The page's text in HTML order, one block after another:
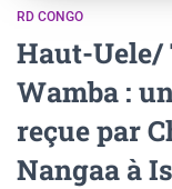
RD CONGO
Haut-Uele/
Wamba :
reçue par
Nangaa à